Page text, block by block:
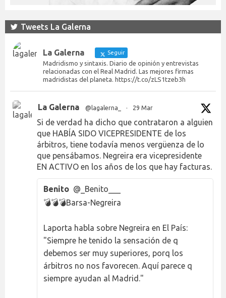
Tweets La Galerna
La Galerna Seguir
Madridismo y sintaxis. Diario de opinión y entrevistas
relacionadas con el Real Madrid. Las mejores firmas
madridistas del planeta. https://t.co/zLS1tzeb3h
La Galerna @lagalerna_ · 29 Mar
Si de verdad ha dicho que contrataron a alguien
que HABÍA SIDO VICEPRESIDENTE de los
árbitros, tiene todavía menos vergüenza de lo
que pensábamos. Negreira era vicepresidente
EN ACTIVO en los años de los que hay facturas.
Benito @_Benito___
💣💣💣Barsa-Negreira
Laporta habla sobre Negreira en El País:
"Siempre he tenido la sensación de q
debemos ser muy superiores, porq los
árbitros no nos favorecen. Aquí parece q
siempre ayudan al Madrid."